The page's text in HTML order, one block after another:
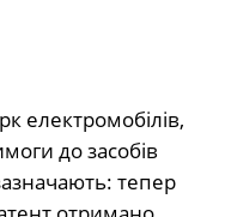
електромобілів,
до засобів
тепер